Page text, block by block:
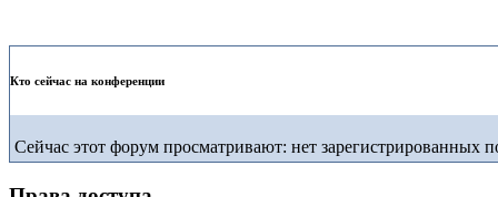
Кто сейчас на конференции
Сейчас этот форум просматривают: нет зарегистрированных